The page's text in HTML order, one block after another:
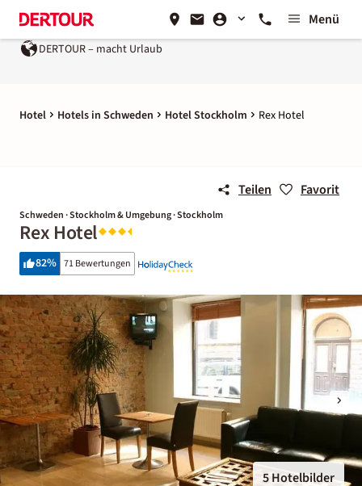
Menü
DERTOUR – macht Urlaub
Hotel Hotels in Schweden Hotel Stockholm Rex Hotel
Teilen Favorit
Schweden · Stockholm & Umgebung · Stockholm
Rex Hotel
82% 71 Bewertungen
5 Hotelbilder